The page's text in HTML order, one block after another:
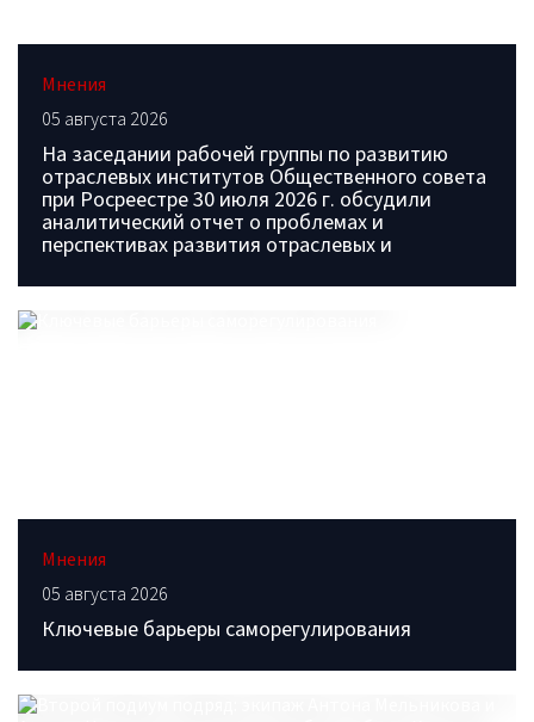
Мнения
05 августа 2026
На заседании рабочей группы по развитию
отраслевых институтов Общественного совета
при Росреестре 30 июля 2026 г. обсудили
аналитический отчет о проблемах и
перспективах развития отраслевых и
Мнения
05 августа 2026
Ключевые барьеры саморегулирования